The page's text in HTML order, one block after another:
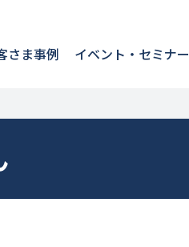
さま事例 イベント・セミナー